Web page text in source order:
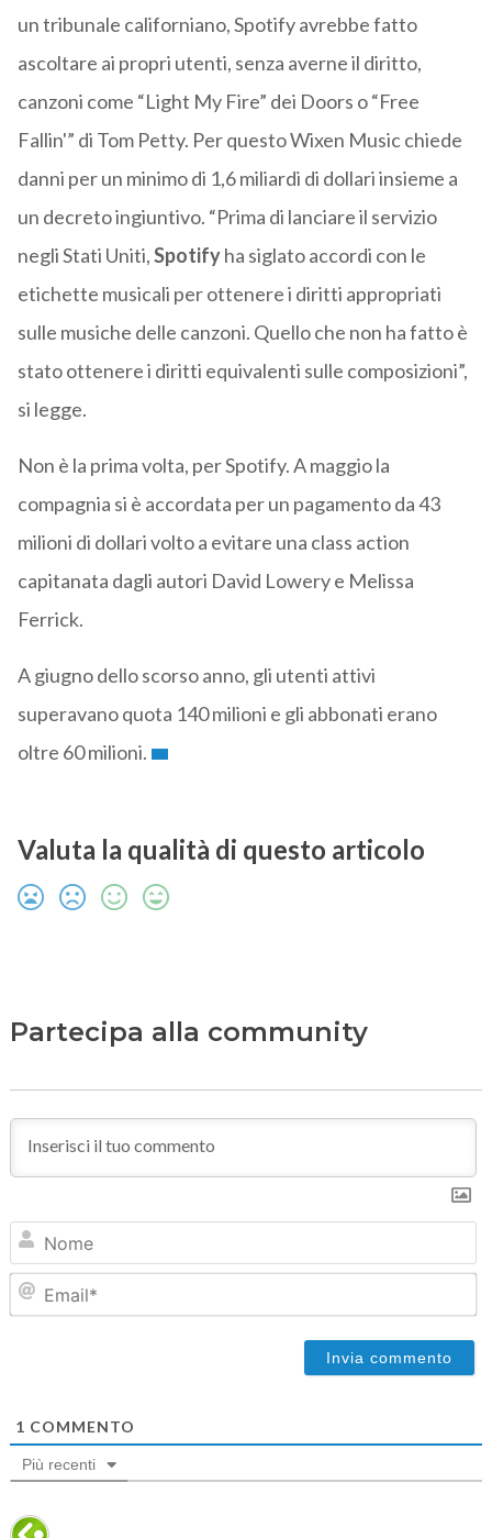
un tribunale californiano, Spotify avrebbe fatto
ascoltare ai propri utenti, senza averne il diritto,
canzoni come “Light My Fire” dei Doors o “Free
Fallin'” di Tom Petty. Per questo Wixen Music chiede
danni per un minimo di 1,6 miliardi di dollari insieme a
un decreto ingiuntivo. “Prima di lanciare il servizio
negli Stati Uniti,Spotifyha siglato accordi con le
etichette musicali per ottenere i diritti appropriati
sulle musiche delle canzoni. Quello che non ha fatto è
stato ottenere i diritti equivalenti sulle composizioni”,
si legge.
Non è la prima volta, per Spotify. A maggio la
compagnia si è accordata per un pagamento da 43
milioni di dollari volto a evitare una class action
capitanata dagli autori David Lowery e Melissa
Ferrick.
A giugno dello scorso anno, gli utenti attivi
superavano quota 140 milioni e gli abbonati erano
oltre 60 milioni.
Valuta la qualità di questo articolo
Partecipa alla community
1 COMMENTO
Più recenti